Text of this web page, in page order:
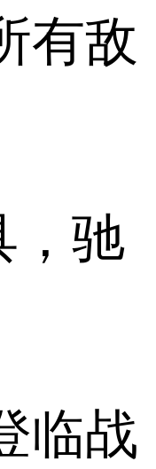
有敌
，驰
临战